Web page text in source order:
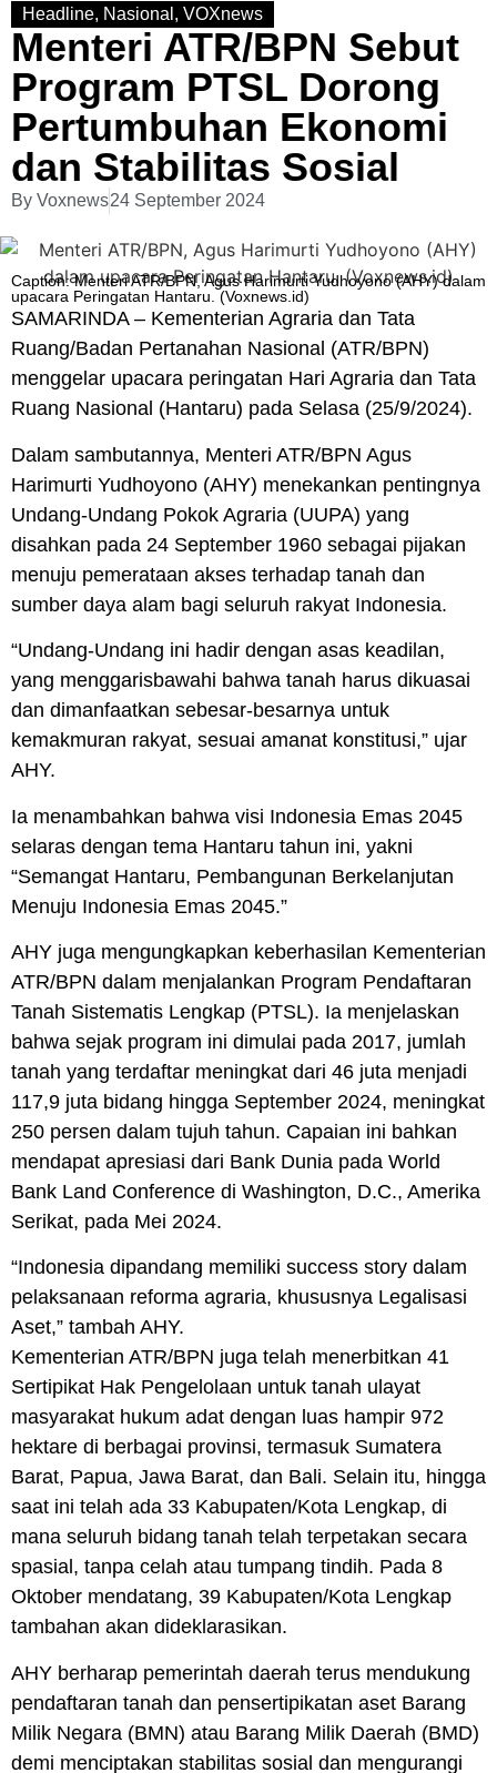
Headline, Nasional , VOXnews
Menteri ATR/BPN Sebut
Program PTSL Dorong
Pertumbuhan Ekonomi
dan Stabilitas Sosial
By Voxnews24 September 2024
Caption: Menteri ATR/BPN, Agus Harimurti Yudhoyono (AHY) dalam
upacara Peringatan Hantaru. (Voxnews.id)
SAMARINDA– Kementerian Agraria dan Tata
Ruang/Badan Pertanahan Nasional (ATR/BPN)
menggelar upacara peringatan Hari Agraria dan Tata
Ruang Nasional (Hantaru) pada Selasa (25/9/2024).
Dalam sambutannya, Menteri ATR/BPN Agus
Harimurti Yudhoyono (AHY) menekankan pentingnya
Undang-Undang Pokok Agraria (UUPA) yang
disahkan pada 24 September 1960 sebagai pijakan
menuju pemerataan akses terhadap tanah dan
sumber daya alam bagi seluruh rakyat Indonesia.
“Undang-Undang ini hadir dengan asas keadilan,
yang menggarisbawahi bahwa tanah harus dikuasai
dan dimanfaatkan sebesar-besarnya untuk
kemakmuran rakyat, sesuai amanat konstitusi,” ujar
AHY.
Ia menambahkan bahwa visi Indonesia Emas 2045
selaras dengan tema Hantaru tahun ini, yakni
“Semangat Hantaru, Pembangunan Berkelanjutan
Menuju Indonesia Emas 2045.”
AHY juga mengungkapkan keberhasilan Kementerian
ATR/BPN dalam menjalankan Program Pendaftaran
Tanah Sistematis Lengkap (PTSL). Ia menjelaskan
bahwa sejak program ini dimulai pada 2017, jumlah
tanah yang terdaftar meningkat dari 46 juta menjadi
117,9 juta bidang hingga September 2024, meningkat
250 persen dalam tujuh tahun. Capaian ini bahkan
mendapat apresiasi dari Bank Dunia pada World
Bank Land Conference di Washington, D.C., Amerika
Serikat, pada Mei 2024.
“Indonesia dipandang memiliki success story dalam
pelaksanaan reforma agraria, khususnya Legalisasi
Aset,” tambah AHY.
Kementerian ATR/BPN juga telah menerbitkan 41
Sertipikat Hak Pengelolaan untuk tanah ulayat
masyarakat hukum adat dengan luas hampir 972
hektare di berbagai provinsi, termasuk Sumatera
Barat, Papua, Jawa Barat, dan Bali. Selain itu, hingga
saat ini telah ada 33 Kabupaten/Kota Lengkap, di
mana seluruh bidang tanah telah terpetakan secara
spasial, tanpa celah atau tumpang tindih. Pada 8
Oktober mendatang, 39 Kabupaten/Kota Lengkap
tambahan akan dideklarasikan.
AHY berharap pemerintah daerah terus mendukung
pendaftaran tanah dan pensertipikatan aset Barang
Milik Negara (BMN) atau Barang Milik Daerah (BMD)
demi menciptakan stabilitas sosial dan mengurangi